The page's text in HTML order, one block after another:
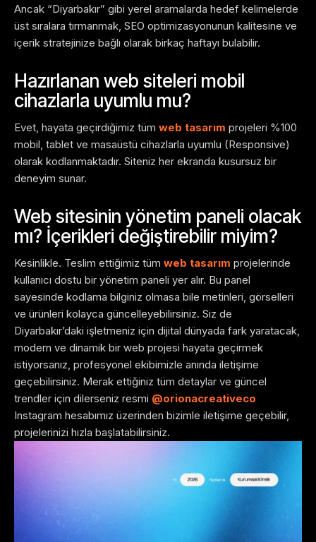
Ancak “Diyarbakır” gibi yerel aramalarda hedef kelimelerde
üst sıralara tırmanmak, SEO optimizasyonunun kalitesine ve
içerik stratejinize bağlı olarak birkaç haftayı bulabilir.
Hazırlanan web siteleri mobil
cihazlarla uyumlu mu?
Evet, hayata geçirdiğimiz tüm web tasarım projeleri %100
mobil, tablet ve masaüstü cihazlarla uyumlu (Responsive)
olarak kodlanmaktadır. Siteniz her ekranda kusursuz bir
deneyim sunar.
Web sitesinin yönetim paneli olacak
mı? İçerikleri değiştirebilir miyim?
Kesinlikle. Teslim ettiğimiz tüm web tasarım projelerinde
kullanıcı dostu bir yönetim paneli yer alır. Bu panel
sayesinde kodlama bilginiz olmasa bile metinleri, görselleri
ve ürünleri kolayca güncelleyebilirsiniz. Siz de
Diyarbakır’daki işletmeniz için dijital dünyada fark yaratacak,
modern ve dinamik bir web projesi hayata geçirmek
istiyorsanız, profesyonel ekibimizle anında iletişime
geçebilirsiniz. Merak ettiğiniz tüm detaylar ve güncel
trendler için dilerseniz resmi @orionacreativeco
Instagram hesabımız üzerinden bizimle iletişime geçebilir,
projelerinizi hızla başlatabilirsiniz.